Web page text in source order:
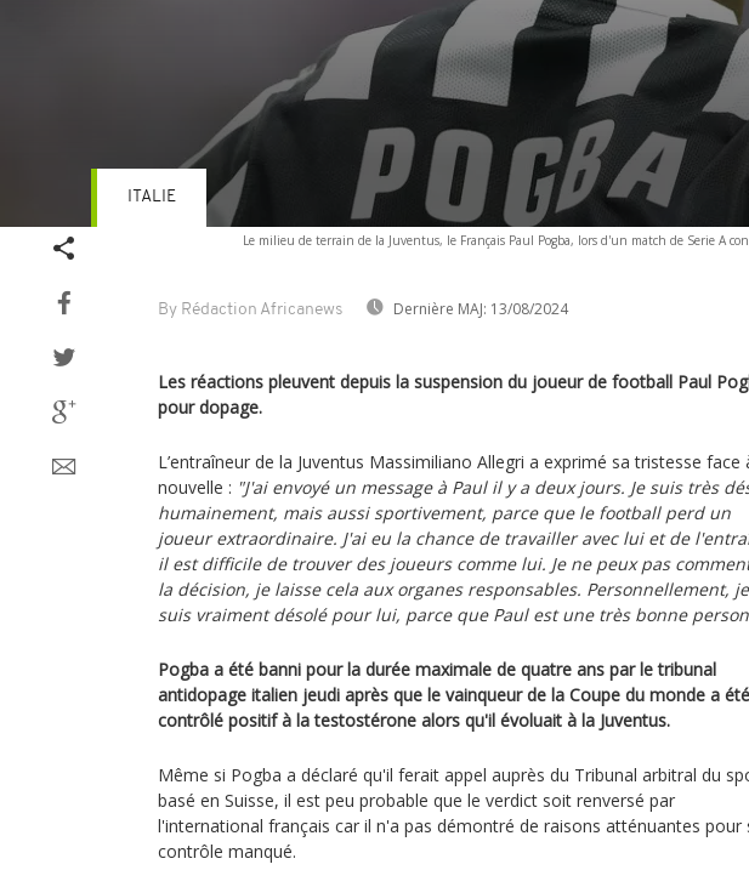
Le milieu de terrain de la Juventus, le Français Paul Pogba, lors d'un match de Serie A
By Rédaction Africanews Dernière MAJ: 13/08/2024
ITALIE
Les réactions pleuvent depuis la suspension du joueur de football Paul
pour dopage.
L’entraîneur de la Juventus Massimiliano Allegri a exprimé sa tristesse face
nouvelle : "J'ai envoyé un message à Paul il y a deux jours. Je suis très
humainement, mais aussi sportivement, parce que le football perd un
joueur extraordinaire. J'ai eu la chance de travailler avec lui et de
il est difficile de trouver des joueurs comme lui. Je ne peux pas
la décision, je laisse cela aux organes responsables. Personnellement, je
suis vraiment désolé pour lui, parce que Paul est une très bonne
Pogba a été banni pour la durée maximale de quatre ans par le tribunal
antidopage italien jeudi après que le vainqueur de la Coupe du monde a été
contrôlé positif à la testostérone alors qu'il évoluait à la Juventus.
Même si Pogba a déclaré qu'il ferait appel auprès du Tribunal arbitral du
basé en Suisse, il est peu probable que le verdict soit renversé par
l'international français car il n'a pas démontré de raisons atténuantes pour
contrôle manqué.